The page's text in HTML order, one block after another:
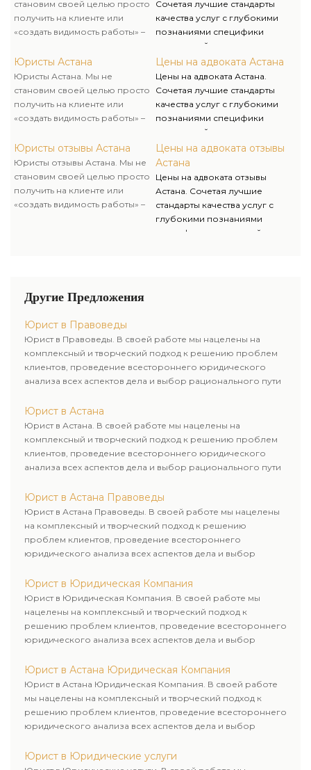
проинформировать клиента в
полном объеме о возможных
пути к желаемому итогу.
становим своей целью просто
получить на клиенте или
«создать видимость работы» –
суть трудности, отыскать самые
эффективные пути ее
решения, а еще
проинформировать клиента в
полном объеме о возможных
пути к желаемому итогу.
Юристы Астана
Юристы Астана. Мы не
становим своей целью просто
получить на клиенте или
«создать видимость работы» –
суть трудности, отыскать самые
эффективные пути ее
решения, а еще
проинформировать клиента в
полном объеме о возможных
Юристы отзывы Астана
Юристы отзывы Астана. Мы не
становим своей целью просто
получить на клиенте или
«создать видимость работы» –
сложностях и преградах на
и интересы, чем гарантируем
их деловой успех.
Сочетая лучшие стандарты
качества услуг с глубокими
познаниями специфики
украинской экономики, а еще
гибкий подход и точное
понимание потребностей
клиента мы защищаем их права
и интересы, чем гарантируем
их деловой успех.
Цены на адвоката Астана
Цены на адвоката Астана.
Сочетая лучшие стандарты
качества услуг с глубокими
познаниями специфики
украинской экономики, а еще
гибкий подход и точное
понимание потребностей
клиента мы защищаем их права
и интересы, чем гарантируем
их деловой успех.
Цены на адвоката отзывы
Астана
Цены на адвоката отзывы
Астана. Сочетая лучшие
стандарты качества услуг с
глубокими познаниями
специфики украинской
Другие Предложения
Юрист в Правоведы
Юрист в Правоведы. В своей работе мы нацелены на
комплексный и творческий подход к решению проблем
клиентов, проведение всестороннего юридического
анализа всех аспектов дела и выбор рационального пути
Юрист в Астана
Юрист в Астана. В своей работе мы нацелены на
комплексный и творческий подход к решению проблем
клиентов, проведение всестороннего юридического
анализа всех аспектов дела и выбор рационального пути
Юрист в Астана Правоведы
Юрист в Астана Правоведы. В своей работе мы нацелены
на комплексный и творческий подход к решению
проблем клиентов, проведение всестороннего
юридического анализа всех аспектов дела и выбор
Юрист в Юридическая Компания
Юрист в Юридическая Компания. В своей работе мы
нацелены на комплексный и творческий подход к
решению проблем клиентов, проведение всестороннего
юридического анализа всех аспектов дела и выбор
Юрист в Астана Юридическая Компания
Юрист в Астана Юридическая Компания. В своей работе
мы нацелены на комплексный и творческий подход к
решению проблем клиентов, проведение всестороннего
юридического анализа всех аспектов дела и выбор
Юрист в Юридические услуги